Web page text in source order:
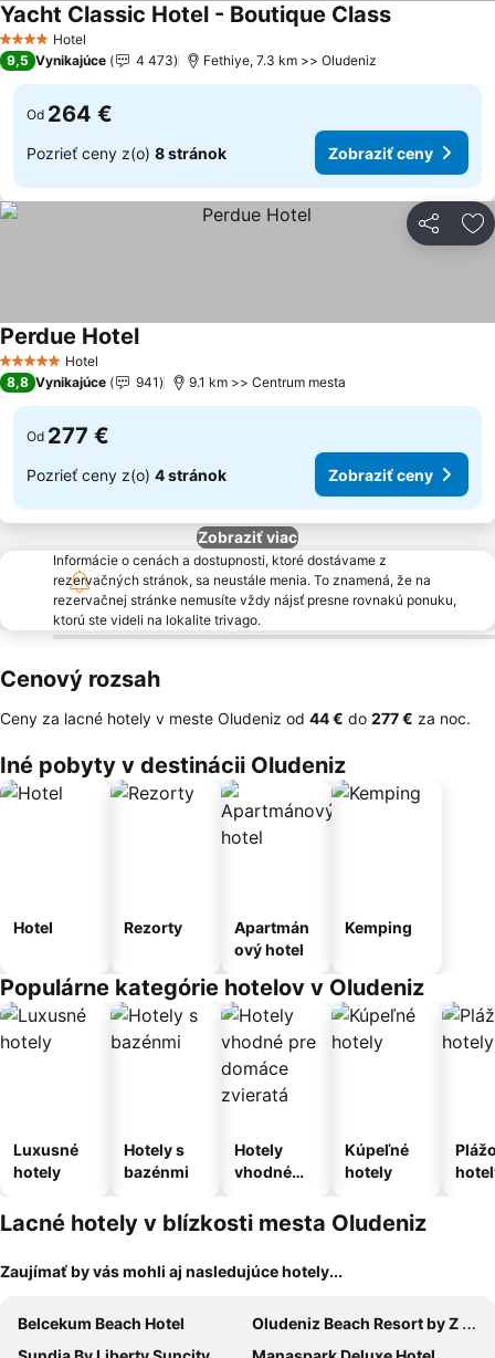
4 Počet hviezdičiek
Hotel
Yacht Classic Hotel - Boutique ClassZobraziť
9,5 Vynikajúce 4 473 Fethiye, 7.3 km >> Oludeniz
Od 264 €
Pozrieť ceny z(o) 8 stránok Zobraziť ceny
Zdieľať
5 Počet hviezdičiek
Hotel
Perdue HotelZobraziť ceny
8,8 Vynikajúce 941 9.1 km >> Centrum mesta
Od 277 €
Pozrieť ceny z(o) 4 stránok Zobraziť ceny
Zobraziť viac
Informácie o cenách a dostupnosti, ktoré dostávame z
rezervačných stránok, sa neustále menia. To znamená, že na
rezervačnej stránke nemusíte vždy nájsť presne rovnakú ponuku,
ktorú ste videli na lokalite trivago.
Cenový rozsah
Ceny za lacné hotely v meste Oludeniz od ‎44 € do ‎277 € za noc.
Iné pobyty v destinácii Oludeniz
Hotel Rezorty
Apartmán
ový hotel
Kemping
Populárne kategórie hotelov v Oludeniz
Luxusné
hotely
Hotely s
bazénmi
Hotely
vhodné
domáce
zvieratá
Kúpeľné
hotely
Lacné hotely v blízkosti mesta Oludeniz
Zaujímať by vás mohli aj nasledujúce hotely...
Belcekum Beach Hotel
Oludeniz Beach Resort by Z Hotels